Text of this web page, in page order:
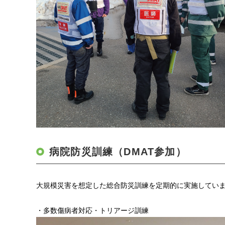
病院防災訓練（DMAT参加）
大規模災害を想定した総合防災訓練を定期的に実施してい
・多数傷病者対応・トリアージ訓練